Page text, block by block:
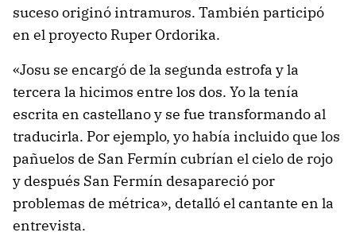
suceso originó intramuros. También participó
en el proyecto Ruper Ordorika.
«Josu se encargó de la segunda estrofa y la
tercera la hicimos entre los dos. Yo la tenía
escrita en castellano y se fue transformando al
traducirla. Por ejemplo, yo había incluido que los
pañuelos de San Fermín cubrían el cielo de rojo
y después San Fermín desapareció por
problemas de métrica», detalló el cantante en la
entrevista.